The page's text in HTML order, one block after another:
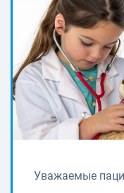
Уважаемые